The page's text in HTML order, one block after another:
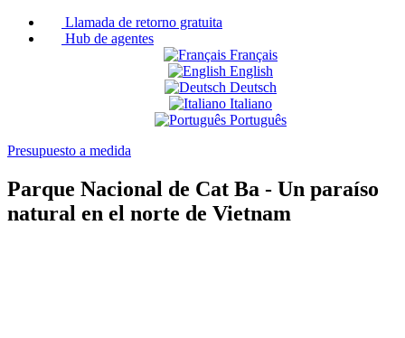
Llamada de retorno gratuita
Hub de agentes
Français
English
Deutsch
Italiano
Português
Presupuesto a medida
Parque Nacional de Cat Ba - Un paraíso
natural en el norte de Vietnam